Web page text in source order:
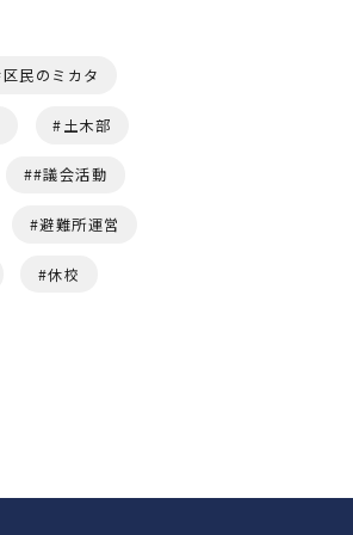
区民のミカタ
土木部
#議会活動
避難所運営
休校